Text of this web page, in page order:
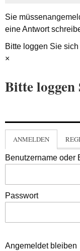
Sie müssen
eine Antwort
Bitte loggen Sie sich
×
Bitte loggen
ANMELDEN
Benutzername oder
Passwort
Angemeldet bleiben